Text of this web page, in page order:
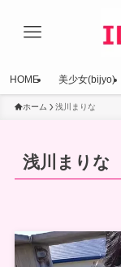
HOME 美少女(bijyo)
ホーム 浅川まりな
浅川まりな